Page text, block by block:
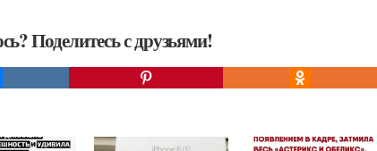
Поделитесь с друзьями!